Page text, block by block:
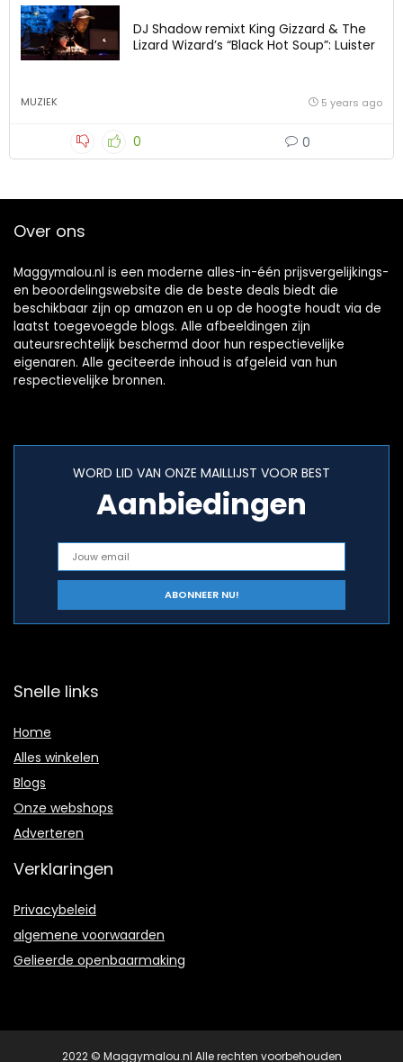
DJ Shadow remixt King Gizzard & The
Lizard Wizard’s “Black Hot Soup”: Luister
MUZIEK 5 years ago
0 0
Over ons
Maggymalou.nl is een moderne alles-in-één prijsvergelijkings-
en beoordelingswebsite die de beste deals biedt die
beschikbaar zijn op amazon en u op de hoogte houdt via de
laatst toegevoegde blogs. Alle afbeeldingen zijn
auteursrechtelijk beschermd door hun respectievelijke
eigenaren. Alle geciteerde inhoud is afgeleid van hun
respectievelijke bronnen.
WORD LID VAN ONZE MAILLIJST VOOR BEST
Aanbiedingen
Snelle links
Home
Alles winkelen
Blogs
Onze webshops
Adverteren
Verklaringen
Privacybeleid
algemene voorwaarden
Gelieerde openbaarmaking
2022 © Maggymalou.nl Alle rechten voorbehouden